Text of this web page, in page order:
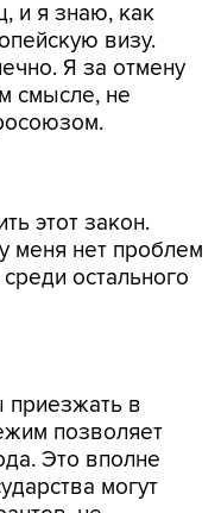
и я знаю, как
визу.
Я за отмену
смысле, не
этот закон.
меня нет проблем
остального
приезжать в
позволяет
Это вполне
могут